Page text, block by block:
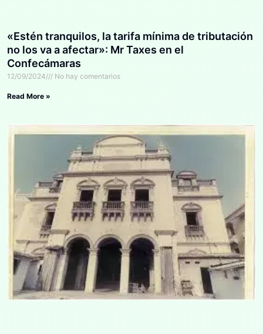
«Estén tranquilos, la tarifa mínima de tributación
no los va a afectar»: Mr Taxes en el
Confecámaras
12/09/2024 No hay comentarios
Read More »